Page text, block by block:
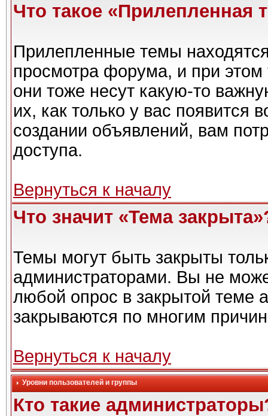
Что такое «Прилепленная
Прилепленные темы
просмотра форума, и при
они тоже несут какую-то
их, как только у вас появится
создании объявлений, вам
доступа.
Вернуться к началу
Что значит «Тема
Темы могут быть закрыты
администраторами. Вы не
любой опрос в закрытой теме
закрываются по многим
Вернуться к началу
Уровни пользователей и группы
Кто такие